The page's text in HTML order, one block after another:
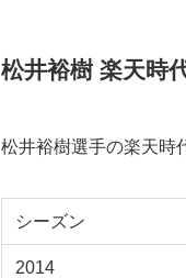
松井裕樹 楽天時
松井裕樹選手の楽天時
シーズン
2014